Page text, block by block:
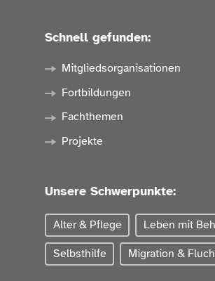
Schnell gefunden:
Mitgliedsorganisationen
Fortbildungen
Fachthemen
Projekte
Unsere Schwerpunkte:
Alter & Pflege Leben mit
Selbsthilfe Migration &